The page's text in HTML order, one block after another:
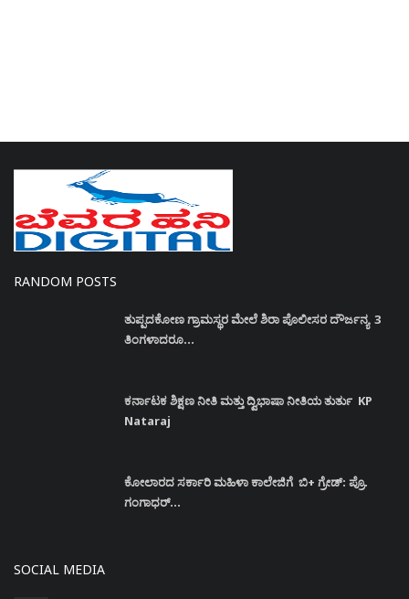
RANDOM POSTS
ತುಪ್ಪದಕೋಣ ಗ್ರಾಮಸ್ಥರ ಮೇಲೆ ಶಿರಾ ಪೊಲೀಸರ ದೌರ್ಜನ್ಯ 3
ತಿಂಗಳಾದರೂ...
ಕರ್ನಾಟಕ ಶಿಕ್ಷಣ ನೀತಿ ಮತ್ತು ದ್ವಿಭಾಷಾ ನೀತಿಯ ತುರ್ತು KP
Nataraj
ಕೋಲಾರದ ಸರ್ಕಾರಿ ಮಹಿಳಾ ಕಾಲೇಜಿಗೆ ಬಿ+ ಗ್ರೇಡ್: ಪ್ರೊ.
ಗಂಗಾಧರ್...
SOCIAL MEDIA